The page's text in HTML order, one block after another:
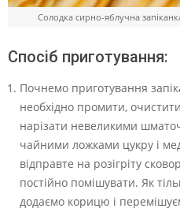
Солодка сирно-яблучна
Спосіб приготування:
Почнемо приготування
необхідно промити,
нарізати невеликими
чайними ложками цукру і
відправте на розігріту
постійно помішувати. Як
додаємо корицю і